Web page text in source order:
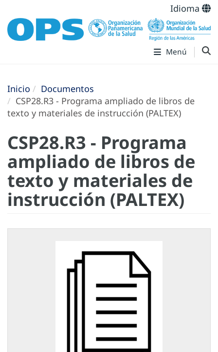
Idioma
Menú
Inicio
Documentos
CSP28.R3 - Programa ampliado de libros de
texto y materiales de instrucción (PALTEX)
CSP28.R3 - Programa
ampliado de libros de
texto y materiales de
instrucción (PALTEX)